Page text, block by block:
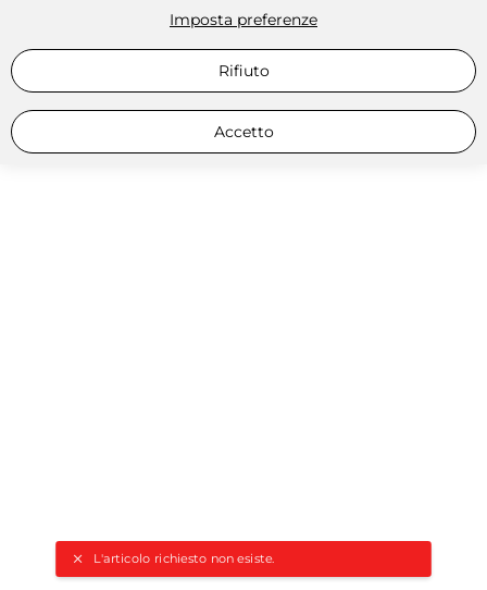
L'articolo richiesto non esiste.
Imposta preferenze
Rifiuto
Accetto